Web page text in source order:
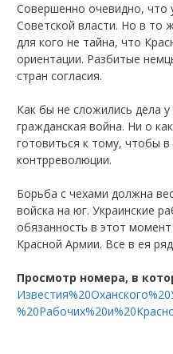
Совершенно очевидно, что
Советской власти. Но в то
для кого не тайна, что
ориентации. Разбитые
стран согласия.
Как бы не сложились дела
гражданская война. Ни о
готовиться к тому, чтобы
контрреволюции.
Борьба с чехами должна
войска на юг. Украинские
обязанность в этот
Красной Армии. Все в ея
Просмотр номера, в